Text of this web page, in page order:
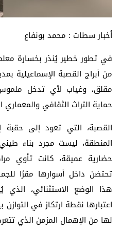
أخبار سطات : محمد بونفاع
في تطور خطير يُنذر بخسارة
من أبراج القصبة الإسماعيلية
مقلق، وغياب لأي تدخل
حماية التراث الثقافي
القصبة، التي تعود إلى
المنطقة، ليست مجرد بناء
حضارية عميقة، كانت تأوي
تحتضن داخل أسوارها مقرًا
هذا الوضع الاستثنائي،
اعتبارها نقطة ارتكاز في
لها من الإهمال المزمن الذي